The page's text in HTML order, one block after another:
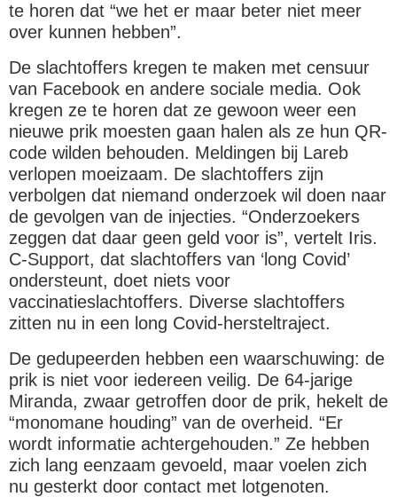
te horen dat “we het er maar beter niet meer
over kunnen hebben”.
De slachtoffers kregen te maken met censuur
van Facebook en andere sociale media. Ook
kregen ze te horen dat ze gewoon weer een
nieuwe prik moesten gaan halen als ze hun QR-
code wilden behouden. Meldingen bij Lareb
verlopen moeizaam. De slachtoffers zijn
verbolgen dat niemand onderzoek wil doen naar
de gevolgen van de injecties. “Onderzoekers
zeggen dat daar geen geld voor is”, vertelt Iris.
C-Support, dat slachtoffers van ‘long Covid’
ondersteunt, doet niets voor
vaccinatieslachtoffers. Diverse slachtoffers
zitten nu in een long Covid-hersteltraject.
De gedupeerden hebben een waarschuwing: de
prik is niet voor iedereen veilig. De 64-jarige
Miranda, zwaar getroffen door de prik, hekelt de
“monomane houding” van de overheid. “Er
wordt informatie achtergehouden.” Ze hebben
zich lang eenzaam gevoeld, maar voelen zich
nu gesterkt door contact met lotgenoten.